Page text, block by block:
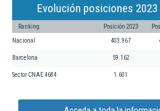
Evolución posiciones
Ranking Posición 2023
Nacional 403.967
Barcelona 59.162
Sector CNAE 4684 1.601